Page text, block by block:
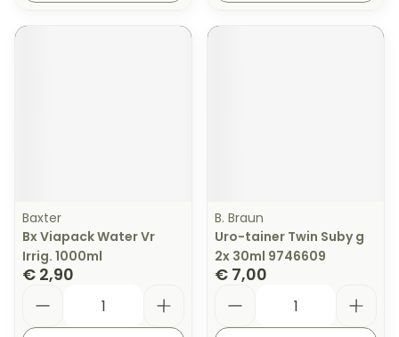
Baxter
Bx Viapack Water Vr
Irrig. 1000ml
€ 2,90
B. Braun
Uro-tainer Twin Suby g
2x 30ml 9746609
€ 7,00